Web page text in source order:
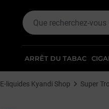
ARRÊT DU TABAC
E-liquides Kyandi Shop Super